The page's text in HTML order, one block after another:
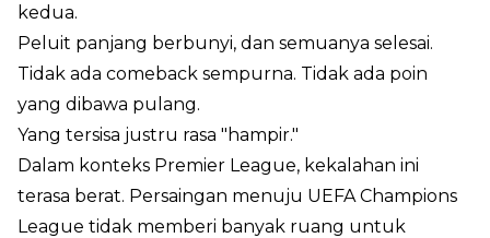
kedua.
Peluit panjang berbunyi, dan semuanya selesai.
Tidak ada comeback sempurna. Tidak ada poin
yang dibawa pulang.
Yang tersisa justru rasa "hampir."
Dalam konteks Premier League, kekalahan ini
terasa berat. Persaingan menuju UEFA Champions
League tidak memberi banyak ruang untuk